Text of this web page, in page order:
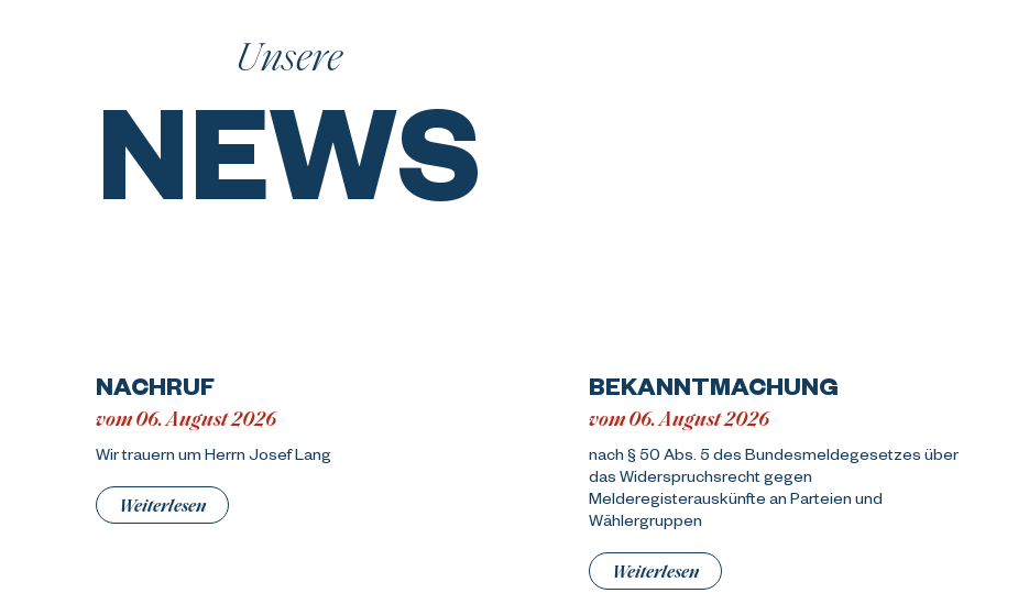
Unsere
NEWS
NACHRUF
vom 06. August 2026
Wir trauern um Herrn Josef Lang
Weiterlesen
BEKANNTMACHUNG
vom 06. August 2026
nach § 50 Abs. 5 des Bundesmeldegesetzes über
das Widerspruchsrecht gegen
Melderegisterauskünfte an Parteien und
Wählergruppen
Weiterlesen